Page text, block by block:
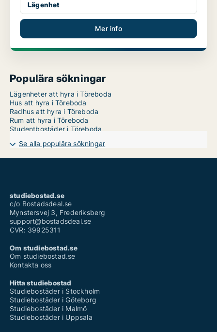
Lägenhet
Mer info
Populära sökningar
Lägenheter att hyra i Töreboda
Hus att hyra i Töreboda
Radhus att hyra i Töreboda
Rum att hyra i Töreboda
Studentbostäder i Töreboda
Se alla populära sökningar
studiebostad.se
c/o Bostadsdeal.se
Mynstersvej 3, Frederiksberg
support@bostadsdeal.se
CVR: 39925311
Om studiebostad.se
Om studiebostad.se
Kontakta oss
Hitta studiebostad
Studiebostäder i Stockholm
Studiebostäder i Göteborg
Studiebostäder i Malmö
Studiebostäder i Uppsala